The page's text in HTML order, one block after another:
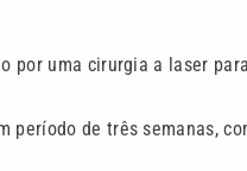
por uma cirurgia a laser
período de três semanas,